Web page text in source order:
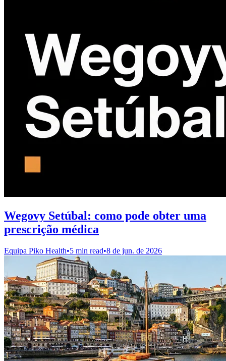
Wegovy Setúbal: como pode obter uma
prescrição médica
Equipa Piko Health•5 min read•8 de jun. de 2026